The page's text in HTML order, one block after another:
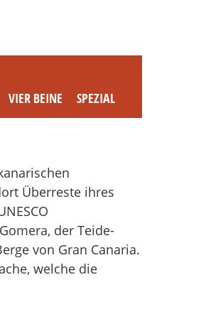
VIER BEINE SPEZIAL
Überreste ihres
der Teide-
von Gran Canaria.
welche die